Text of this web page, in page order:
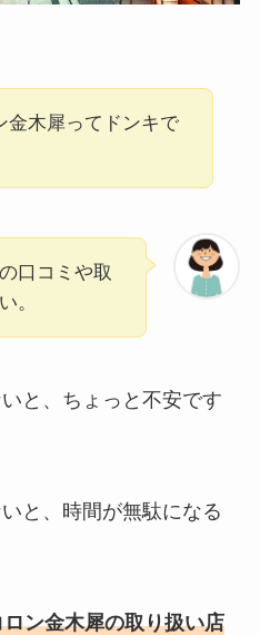
金木犀ってドンキで
口コミや取
。
と、ちょっと不安です
と、時間が無駄になる
ン金木犀の取り扱い店